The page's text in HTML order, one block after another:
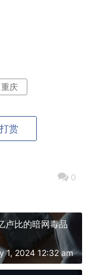
重庆
打赏
0
卢比的暗网毒品
1, 2024 12:32 am